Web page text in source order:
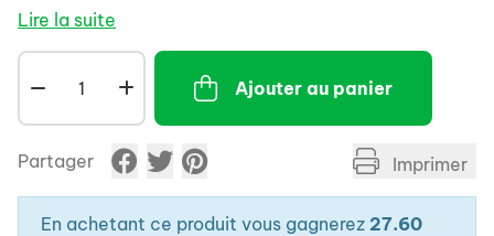
Peut-être utilisé au quotidien sous la têtière d'un
licol comme celle d'un filet.
Lire la suite
Ajouter au panier
Partager Imprimer
En achetant ce produit vous gagnerez 27.60